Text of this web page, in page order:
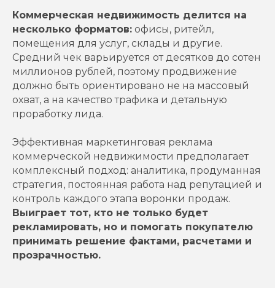
Коммерческая недвижимость делится на
несколько форматов: офисы, ритейл,
помещения для услуг, склады и другие.
Средний чек варьируется от десятков до сотен
миллионов рублей, поэтому продвижение
должно быть ориентировано не на массовый
охват, а на качество трафика и детальную
проработку лида.
Эффективная маркетинговая реклама
коммерческой недвижимости предполагает
комплексный подход: аналитика, продуманная
стратегия, постоянная работа над репутацией и
контроль каждого этапа воронки продаж.
Выиграет тот, кто не только будет
рекламировать, но и помогать покупателю
принимать решение фактами, расчетами и
прозрачностью.